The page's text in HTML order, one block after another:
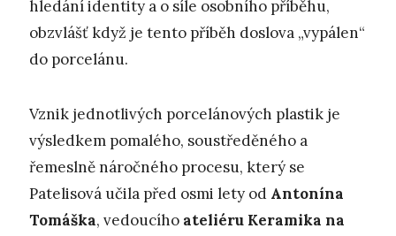
hledání identity a o síle osobního příběhu,
obzvlášť když je tento příběh doslova „vypálen“
do porcelánu.
Vznik jednotlivých porcelánových plastik je
výsledkem pomalého, soustředěného a
řemeslně náročného procesu, který se
Patelisová učila před osmi lety od Antonína
Tomáška, vedoucího ateliéru Keramika na